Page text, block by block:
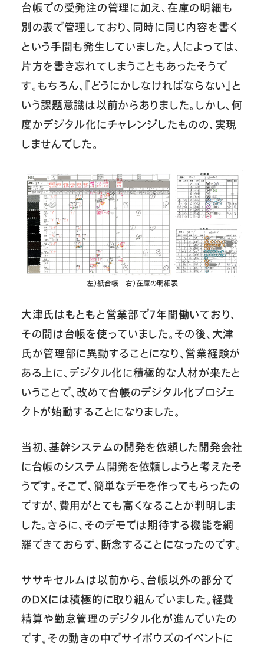
台帳での受発注の管理に加え、在庫の明細も
別の表で管理しており、同時に同じ内容を書く
という手間も発生していました。人によっては、
片方を書き忘れてしまうこともあったそうで
す。もちろん、『どうにかしなければならない』と
いう課題意識は以前からありました。しかし、何
度かデジタル化にチャレンジしたものの、実現
しませんでした。
左）紙台帳 右）在庫の明細表
大津氏はもともと営業部で7年間働いており、
その間は台帳を使っていました。その後、大津
氏が管理部に異動することになり、営業経験が
ある上に、デジタル化に積極的な人材が来たと
いうことで、改めて台帳のデジタル化プロジェ
クトが始動することになりました。
当初、基幹システムの開発を依頼した開発会社
に台帳のシステム開発を依頼しようと考えたそ
うです。そこで、簡単なデモを作ってもらったの
ですが、費用がとても高くなることが判明しま
した。さらに、そのデモでは期待する機能を網
羅できておらず、断念することになったのです。
ササキセルムは以前から、台帳以外の部分で
のDXには積極的に取り組んでいました。経費
精算や勤怠管理のデジタル化が進んでいたの
です。その動きの中でサイボウズのイベントに